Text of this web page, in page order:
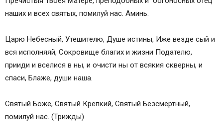
наших и всех святых, помилуй нас. Аминь.
Царю Небесный, Утешителю, Душе истины, Иже везде сый и
вся исполняяй, Сокровище благих и жизни Подателю,
прииди и вселися в ны, и очисти ны от всякия скверны, и
спаси, Блаже, души наша.
Святый Боже, Святый Крепкий, Святый Безсмертный,
помилуй нас. (Трижды)